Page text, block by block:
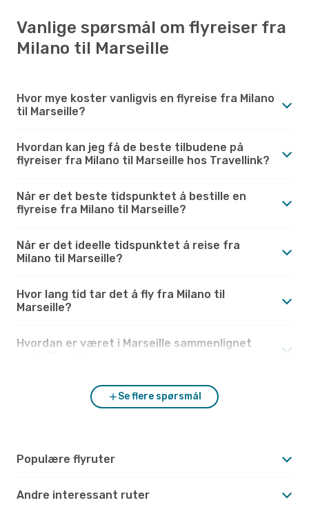
Vanlige spørsmål om flyreiser fra
Milano til Marseille
Hvor mye koster vanligvis en flyreise fra Milano
til Marseille?
Hvordan kan jeg få de beste tilbudene på
flyreiser fra Milano til Marseille hos Travellink?
Når er det beste tidspunktet å bestille en
flyreise fra Milano til Marseille?
Når er det ideelle tidspunktet å reise fra
Milano til Marseille?
Hvor lang tid tar det å fly fra Milano til
Marseille?
Hvordan er været i Marseille sammenlignet
Se flere spørsmål
Populære flyruter
Andre interessant ruter